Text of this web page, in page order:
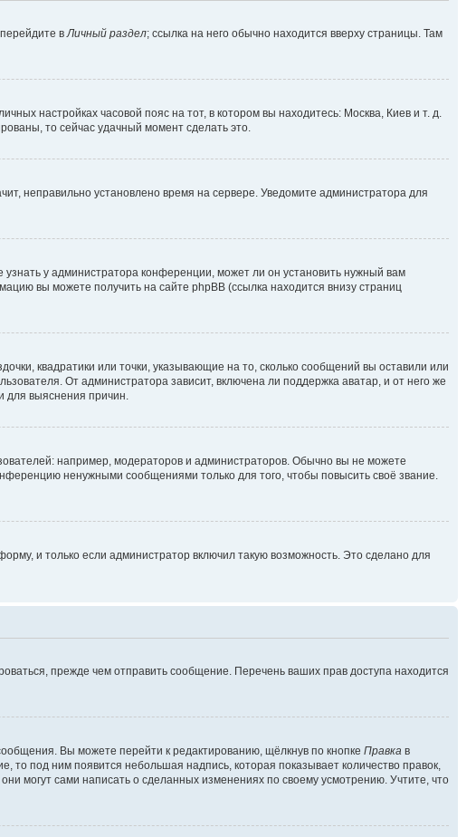
в Личный раздел; ссылка на него обычно находится вверху страницы. Там
настройках часовой пояс на тот, в котором вы находитесь: Москва, Киев и т. д.
то сейчас удачный момент сделать это.
неправильно установлено время на сервере. Уведомите администратора для
у администратора конференции, может ли он установить нужный вам
вы можете получить на сайте phpBB (ссылка находится внизу страниц
квадратики или точки, указывающие на то, сколько сообщений вы оставили или
От администратора зависит, включена ли поддержка аватар, и от него же
для выяснения причин.
например, модераторов и администраторов. Обычно вы не можете
ненужными сообщениями только для того, чтобы повысить своё звание.
и только если администратор включил такую возможность. Это сделано для
прежде чем отправить сообщение. Перечень ваших прав доступа находится
Вы можете перейти к редактированию, щёлкнув по кнопке Правка в
то под ним появится небольшая надпись, которая показывает количество правок,
могут сами написать о сделанных изменениях по своему усмотрению. Учтите, что